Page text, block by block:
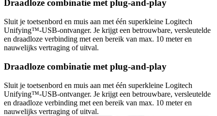
Draadloze combinatie met plug-and-play
Sluit je toetsenbord en muis aan met één superkleine Logitech
Unifying™-USB-ontvanger. Je krijgt een betrouwbare, versleutelde
en draadloze verbinding met een bereik van max. 10 meter en
nauwelijks vertraging of uitval.
Draadloze combinatie met plug-and-play
Sluit je toetsenbord en muis aan met één superkleine Logitech
Unifying™-USB-ontvanger. Je krijgt een betrouwbare, versleutelde
en draadloze verbinding met een bereik van max. 10 meter en
nauwelijks vertraging of uitval.